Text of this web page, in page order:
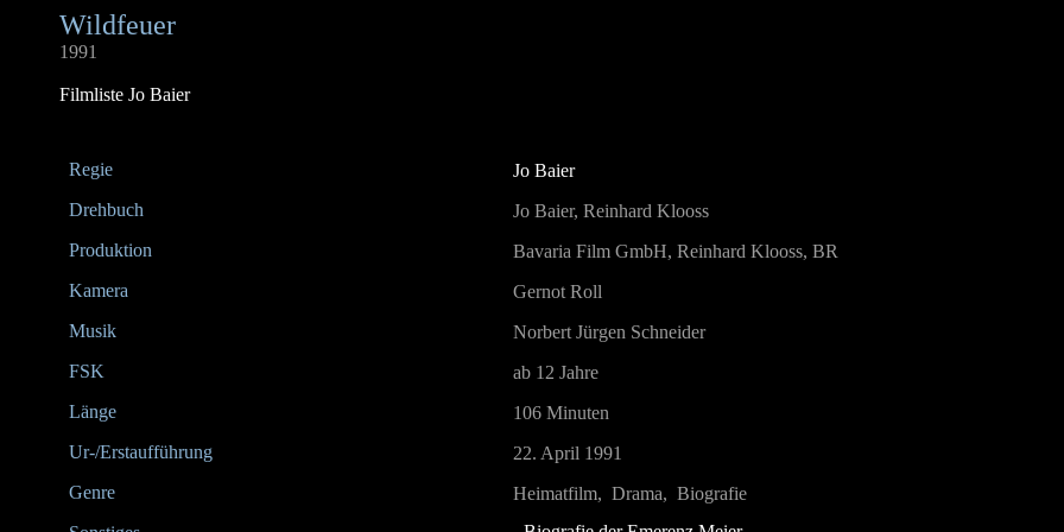
Wildfeuer
1991
Filmliste Jo Baier
Regie
Jo Baier
Drehbuch
Jo Baier, Reinhard Klooss
Produktion
Bavaria Film GmbH, Reinhard Klooss, BR
Kamera
Gernot Roll
Musik
Norbert Jürgen Schneider
FSK
ab 12 Jahre
Länge
106 Minuten
Ur-/Erstaufführung
22. April 1991
Genre
Heimatfilm, Drama, Biografie